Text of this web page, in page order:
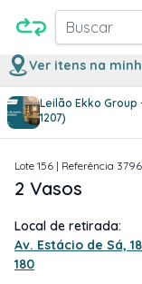
Buscar
Ver itens na
Leilão Ekko
1207)
1/1
Lote 156 | Referência
2 Vasos
Local de retirada:
Av. Estácio de Sá,
180